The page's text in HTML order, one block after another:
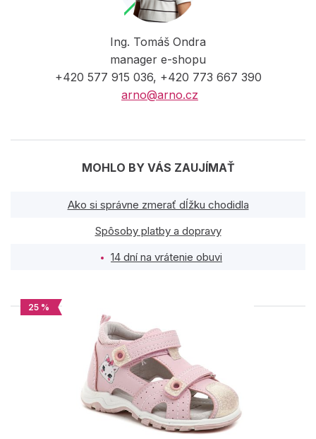
Ing. Tomáš Ondra
manager e-shopu
+420 577 915 036, +420 773 667 390
arno@arno.cz
MOHLO BY VÁS ZAUJÍMAŤ
Ako si správne zmerať dĺžku chodidla
Spôsoby platby a dopravy
14 dní na vrátenie obuvi
PODOBNÉ PRODUKTY
25 %